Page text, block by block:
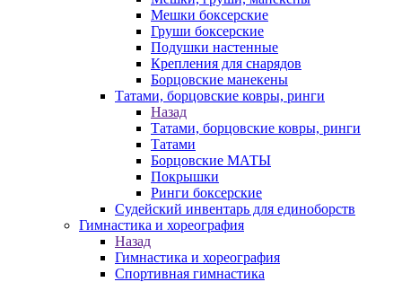
Мешки боксерские
Груши боксерские
Подушки настенные
Крепления для снарядов
Борцовские манекены
Татами, борцовские ковры, ринги
Назад
Татами, борцовские ковры, ринги
Татами
Борцовские МАТЫ
Покрышки
Ринги боксерские
Судейский инвентарь для единоборств
Гимнастика и хореография
Назад
Гимнастика и хореография
Спортивная гимнастика